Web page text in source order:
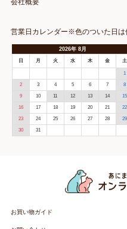
会社概要
営業日カレンダー※色のついた日は
2026年 8月
日 月 火 水 木 金 土
1
2 3 4 5 6 7 8
9 10 11 12 13 14 15
16 17 18 19 20 21 22
23 24 25 26 27 28 29
30 31
お買い物ガイド